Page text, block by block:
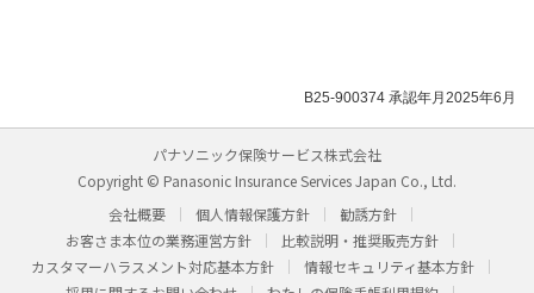
B25-900374 承認年月2025年6月
パナソニック保険サービス株式会社
Copyright © Panasonic Insurance Services Japan Co., Ltd.
会社概要
個人情報保護方針
勧誘方針
お客さま本位の業務運営方針
比較説明・推奨販売方針
カスタマーハラスメント対応基本方針
情報セキュリティ基本方針